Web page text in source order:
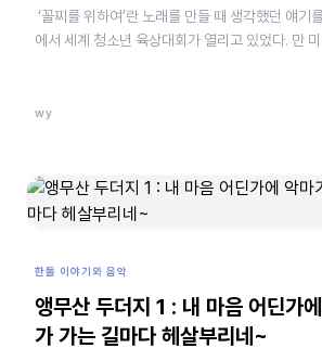
‘꼴찌를 위하여’란 노래를 만들 때 생각했던 얘
에서 세계 청소년 육상대회가 열리고 있었다. 만
wy
한돌 이야기와 음악
앵무산 두더지 1 : 내 마음 어딘가에
가 가는 길마다 헤살부리네~